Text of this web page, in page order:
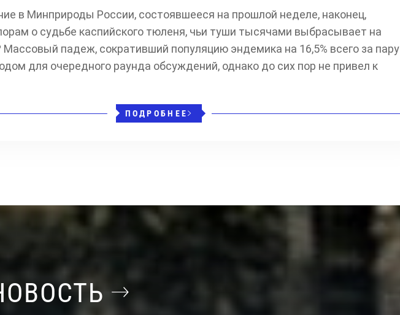
в Минприроды России, состоявшееся на прошлой неделе, наконец,
о судьбе каспийского тюленя, чьи туши тысячами выбрасывает на
Массовый падеж, сокративший популяцию эндемика на 16,5% всего за пару
для очередного раунда обсуждений, однако до сих пор не привел к
ПОДРОБНЕЕ